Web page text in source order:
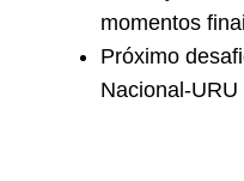
momentos
Próximo
Nacional-